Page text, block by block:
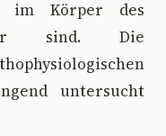
im Körper des
sind. Die
untersucht